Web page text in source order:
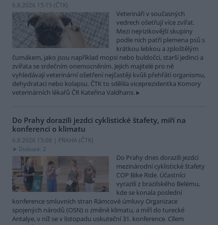
6.8.2026 15:15 (ČTK)
Veterináři v současných
vedrech ošetřují více zvířat.
Mezi nejrizikovější skupiny
podle nich patří plemena psů s
krátkou lebkou a zploštělým
čumákem, jako jsou například mopsi nebo buldočci, starší jedinci a
zvířata se srdečním onemocněním. Jejich majitelé pro ně
vyhledávají veterinární ošetření nejčastěji kvůli přehřátí organismu,
dehydrataci nebo kolapsu. ČTK to sdělila viceprezidentka Komory
veterinárních lékařů ČR Kateřina Valdhans.
Do Prahy dorazili jezdci cyklistické štafety, míří na
konferenci o klimatu
6.8.2026 15:08 | PRAHA (ČTK)
Diskuse: 2
Do Prahy dnes dorazili jezdci
mezinárodní cyklistické štafety
COP Bike Ride. Účastníci
vyrazili z brazilského Belému,
kde se konala poslední
konference smluvních stran Rámcové úmluvy Organizace
spojených národů (OSN) o změně klimatu, a míří do turecké
Antalye, v níž se v listopadu uskuteční 31. konference. Cílem